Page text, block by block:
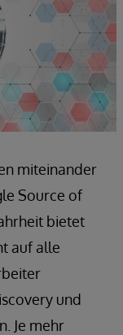
miteinander
Source of
bietet
auf alle
und
Je mehr